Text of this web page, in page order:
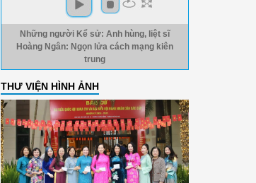
Những người Kể sử: Anh hùng, liệt sĩ
Hoàng Ngân: Ngọn lửa cách mạng kiên
trung
THƯ VIỆN HÌNH ẢNH